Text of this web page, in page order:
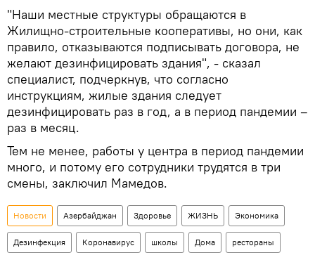
"Наши местные структуры обращаются в
Жилищно-строительные кооперативы, но они, как
правило, отказываются подписывать договора, не
желают дезинфицировать здания", - сказал
специалист, подчеркнув, что согласно
инструкциям, жилые здания следует
дезинфицировать раз в год, а в период пандемии –
раз в месяц.
Тем не менее, работы у центра в период пандемии
много, и потому его сотрудники трудятся в три
смены, заключил Мамедов.
Новости Азербайджан Здоровье ЖИЗНЬ Экономика
Дезинфекция Коронавирус школы Дома рестораны